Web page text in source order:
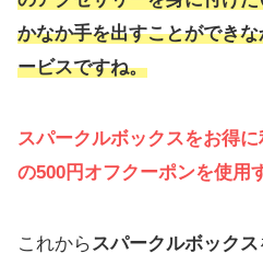
かなか手を出すことができ
ービスですね。
スパークルボックスをお得
の500円オフクーポンを使用
これからスパークルボックス